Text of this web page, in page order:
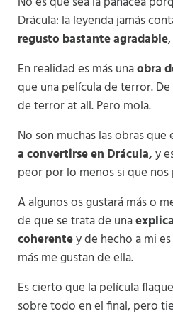
Drácula: la leyenda jamás
regusto bastante agradable
En realidad es más unaobra
que una película de terror.
de terror at all. Pero mola.
No son muchas las obras
a convertirse en Drácula,y
peor por lo menos si que
A algunos os gustará más o
de que se trata de una
coherentey de hecho a mi
más me gustan de ella.
Es cierto que la película
sobre todo en el final, pero